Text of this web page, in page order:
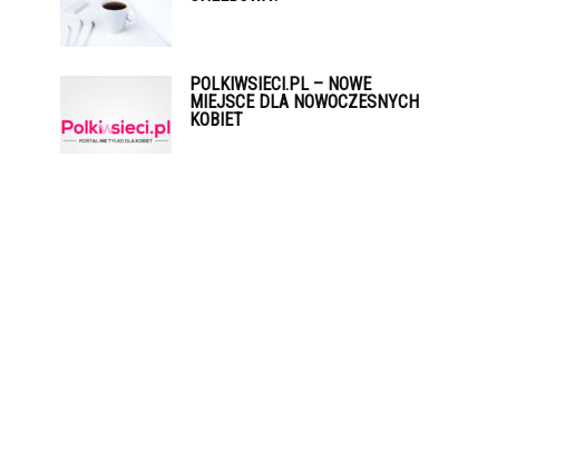
POLKIWSIECI.PL – NOWE
MIEJSCE DLA NOWOCZESNYCH
KOBIET